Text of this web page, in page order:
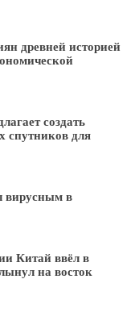
древней историей
создать
спутников для
вирусным в
Китай ввёл в
на восток